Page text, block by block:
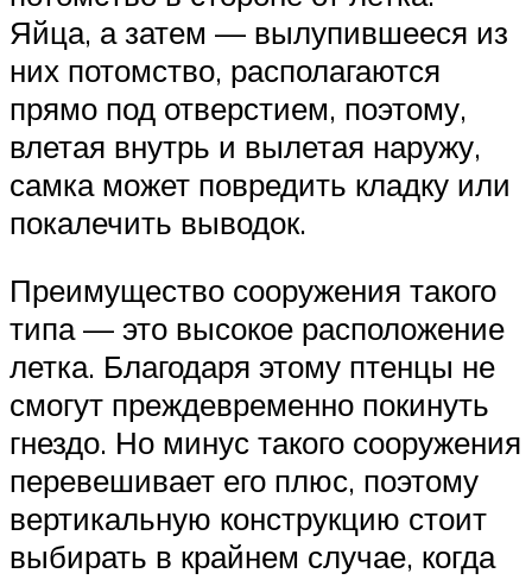
Яйца, а затем — вылупившееся из
них потомство, располагаются
прямо под отверстием, поэтому,
влетая внутрь и вылетая наружу,
самка может повредить кладку или
покалечить выводок.
Преимущество сооружения такого
типа — это высокое расположение
летка. Благодаря этому птенцы не
смогут преждевременно покинуть
гнездо. Но минус такого сооружения
перевешивает его плюс, поэтому
вертикальную конструкцию стоит
выбирать в крайнем случае, когда